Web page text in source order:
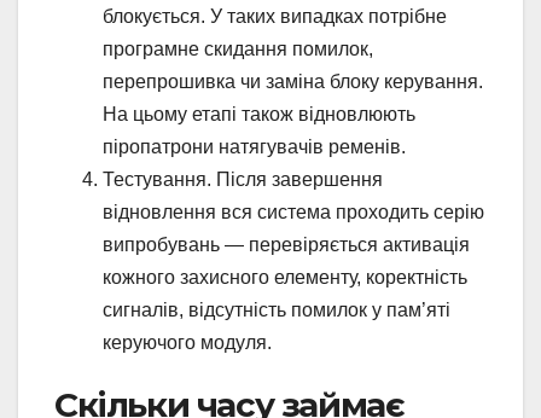
блокується. У таких випадках потрібне
програмне скидання помилок,
перепрошивка чи заміна блоку керування.
На цьому етапі також відновлюють
піропатрони натягувачів ременів.
Тестування. Після завершення
відновлення вся система проходить серію
випробувань — перевіряється активація
кожного захисного елементу, коректність
сигналів, відсутність помилок у пам’яті
керуючого модуля.
Скільки часу займає